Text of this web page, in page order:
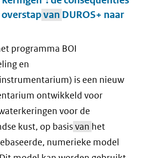
overstapvan DUROS+ naar
programma BOI
en
is een nieuw
ontwikkeld voor
voor de
kust, op basisvan het
numerieke model